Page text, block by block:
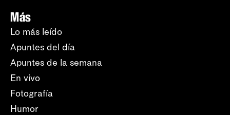
Más
Lo más leído
Apuntes del día
Apuntes de la semana
En vivo
Fotografía
Humor